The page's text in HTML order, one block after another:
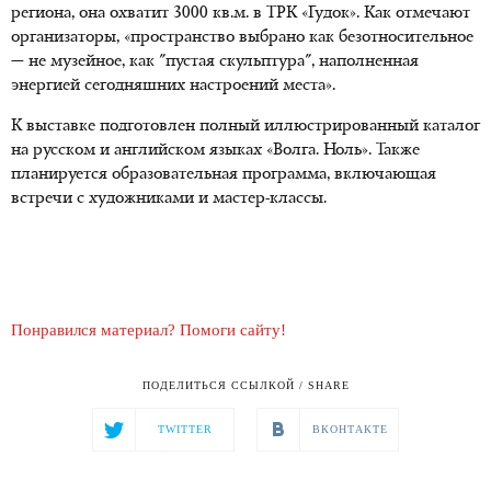
региона, она охватит 3000 кв.м. в ТРК «Гудок». Как отмечают
организаторы, «пространство выбрано как безотносительное
— не музейное, как "пустая скульптура", наполненная
энергией сегодняшних настроений места».
К выставке подготовлен полный иллюстрированный каталог
на русском и английском языках «Волга. Ноль». Также
планируется образовательная программа, включающая
встречи с художниками и мастер-классы.
Понравился материал? Помоги сайту!
ПОДЕЛИТЬСЯ ССЫЛКОЙ / SHARE
TWITTER ВКОНТАКТЕ